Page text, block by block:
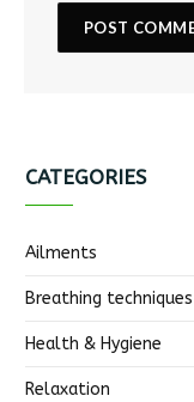
CATEGORIES
Ailments
Breathing techniques
Health & Hygiene
Relaxation